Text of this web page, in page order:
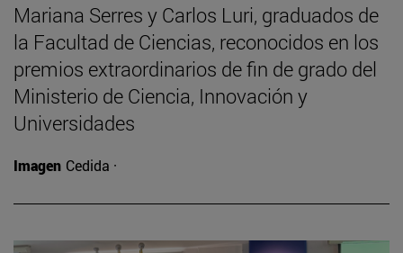
Mariana Serres y Carlos Luri, graduados de
la Facultad de Ciencias, reconocidos en los
premios extraordinarios de fin de grado del
Ministerio de Ciencia, Innovación y
Universidades
Imagen Cedida ·